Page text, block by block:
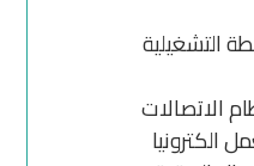
التشغيلية
الاتصالات
الكترونيا